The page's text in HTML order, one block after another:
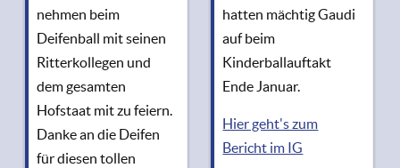
nehmen beim
Deifenball mit seinen
Ritterkollegen und
dem gesamten
Hofstaat mit zu feiern.
Danke an die Deifen
für diesen tollen
hatten mächtig Gaudi
auf beim
Kinderballauftakt
Ende Januar.
Hier geht's zum
Bericht im IG